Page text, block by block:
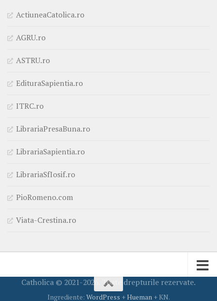
ActiuneaCatolica.ro
AGRU.ro
ASTRU.ro
EdituraSapientia.ro
ITRC.ro
LibrariaPresaBuna.ro
LibrariaSapientia.ro
LibrariaSfIosif.ro
PioRomeno.com
Viata-Crestina.ro
Catholica © 2021-2026. Toate drepturile rezervate.
Ingrediente: WordPress +Hueman + KN.